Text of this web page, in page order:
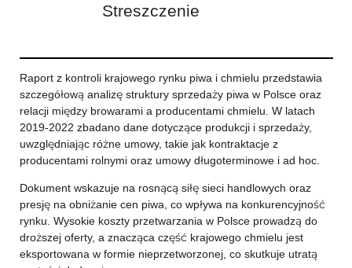
Streszczenie
Raport z kontroli krajowego rynku piwa i chmielu przedstawia
szczegółową analizę struktury sprzedaży piwa w Polsce oraz
relacji między browarami a producentami chmielu. W latach
2019-2022 zbadano dane dotyczące produkcji i sprzedaży,
uwzględniając różne umowy, takie jak kontraktacje z
producentami rolnymi oraz umowy długoterminowe i ad hoc.
Dokument wskazuje na rosnącą siłę sieci handlowych oraz
presję na obniżanie cen piwa, co wpływa na konkurencyjność
rynku. Wysokie koszty przetwarzania w Polsce prowadzą do
droższej oferty, a znacząca część krajowego chmielu jest
eksportowana w formie nieprzetworzonej, co skutkuje utratą